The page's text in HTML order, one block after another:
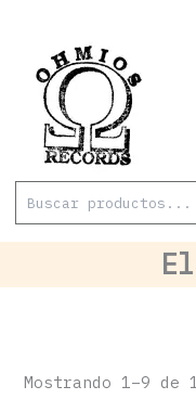
contenido
Mostrando 1–9 de